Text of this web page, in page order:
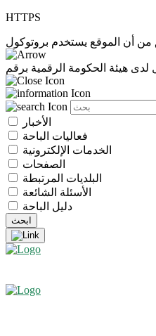
HTTPS
هيئة الحكومة الرقمية برقم
الأخبار
فعاليات الباحة
الخدمات الإلكترونية
الصفحات
البلديات المرتبطة
الأسئلة الشائعة
دليل الباحة